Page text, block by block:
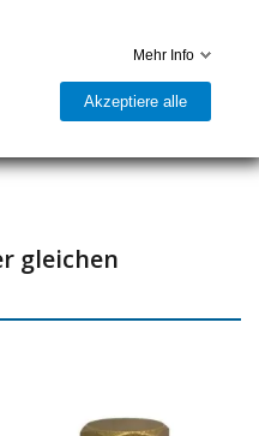
gleichen
Mehr Info
Akzeptiere alle